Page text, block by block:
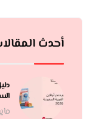
أحدث
مايو